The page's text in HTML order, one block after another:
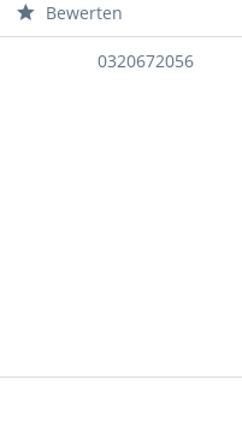
Bewerten
0320672056